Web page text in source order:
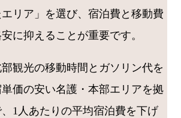
リア」を選び、宿泊費と移動費
に抑えることが重要です。
観光の移動時間とガソリン代を
価の安い名護・本部エリアを拠
1人あたりの平均宿泊費を下げ